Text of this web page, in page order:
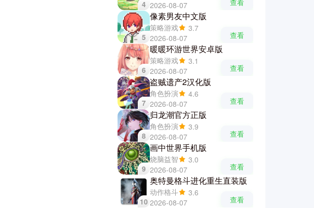
4 2026-08-07
查看
5
像素男友中文版
策略游戏
3.7
2026-08-07
查看
6
暖暖环游世界安卓版
策略游戏
3.1
2026-08-07
查看
7
盗贼遗产2汉化版
角色扮演
4.6
2026-08-07
查看
8
归龙潮官方正版
角色扮演
3.9
2026-08-07
查看
9
画中世界手机版
烧脑益智
3.0
2026-08-07
查看
10
奥特曼格斗进化重生直装版
动作格斗
3.6
2026-08-07
查看